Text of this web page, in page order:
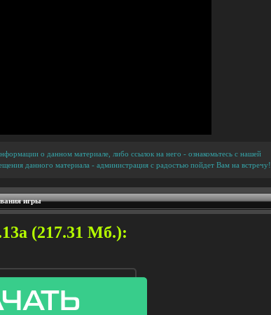
о данном материале, либо ссылок на него - ознакомьтесь с нашей
данного материала - администрация с радостью пойдет Вам на встречу!
игры
(217.31 Мб.):